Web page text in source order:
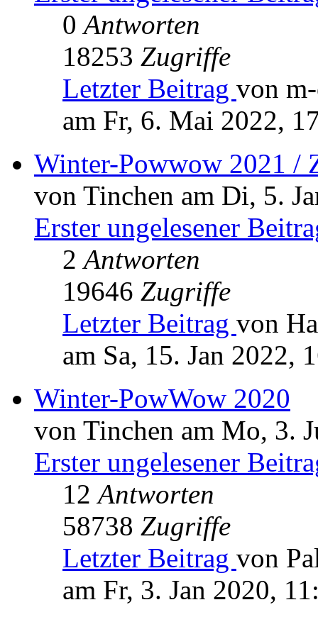
0Antworten
18253 Zugriffe
Letzter Beitrag von
am Fr, 6. Mai 2022,
Winter-Powwow 2021 /
von Tinchen am Di, 5.
Erster ungelesener
2Antworten
19646 Zugriffe
Letzter Beitrag von
am Sa, 15. Jan 2022,
Winter-PowWow 2020
von Tinchen am Mo, 3.
Erster ungelesener
12Antworten
58738 Zugriffe
Letzter Beitrag von
am Fr, 3. Jan 2020,